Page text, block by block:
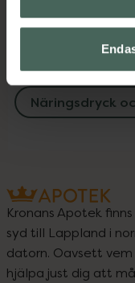
Upptäck flera
Näringsdryck
Kronans Apotek
syd till Lappland i
datorn. Oavsett
hjälpa just dig att